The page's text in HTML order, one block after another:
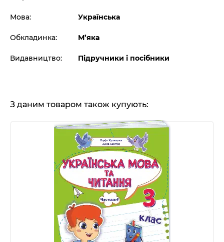
Мова: Українська
Обкладинка: М’яка
Видавництво: Підручники і посібники
З даним товаром також купують: